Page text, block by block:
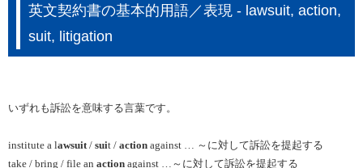
英文契約書の基本的用語／表現 - lawsuit, action,
suit, litigation
いずれも訴訟を意味する言葉です。
institute a lawsuit/ suit / action against … ～に対して訴訟を提起する
take / bring / file an action against … ～に対して訴訟を提起する